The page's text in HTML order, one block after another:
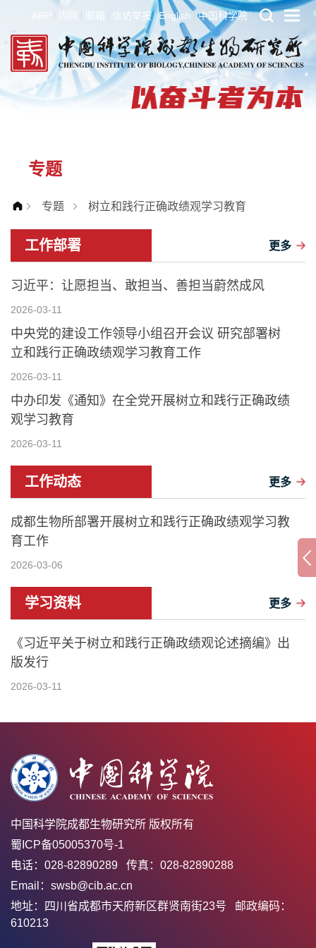
ARP 内网 邮箱 信访举报 English 中国科学院
专题
专题 树立和践行正确政绩观学习教育
工作部署 更多
习近平：让愿担当、敢担当、善担当蔚然成风
2026-03-11
中央党的建设工作领导小组召开会议 研究部署树
立和践行正确政绩观学习教育工作
2026-03-11
中办印发《通知》在全党开展树立和践行正确政绩
观学习教育
2026-03-11
工作动态 更多
成都生物所部署开展树立和践行正确政绩观学习教
育工作
2026-03-06
学习资料 更多
《习近平关于树立和践行正确政绩观论述摘编》出
版发行
2026-03-11
中国科学院成都生物研究所 版权所有
蜀ICP备05005370号-1
电话：028-82890289 传真：028-82890288
Email：swsb@cib.ac.cn
地址：四川省成都市天府新区群贤南街23号 邮政编码：
610213